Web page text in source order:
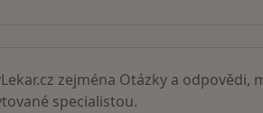
zejména Otázky a
specialistou.